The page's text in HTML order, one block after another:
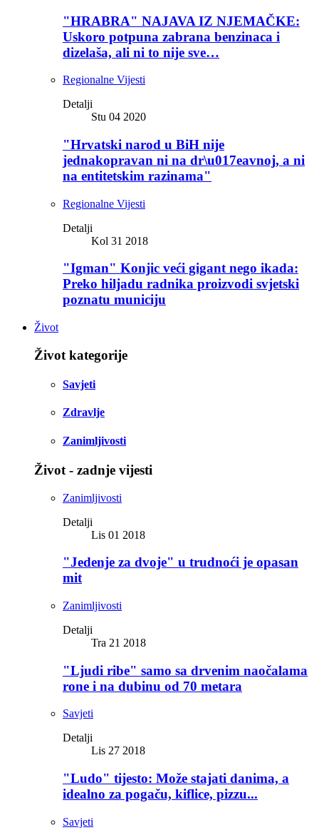
"HRABRA" NAJAVA IZ NJEMAČKE:
Uskoro potpuna zabrana benzinaca i
dizelaša, ali ni to nije sve…
Regionalne Vijesti
Detalji
Stu 04 2020
"Hrvatski narod u BiH nije
jednakopravan ni na dr\u017eavnoj, a ni
na entitetskim razinama"
Regionalne Vijesti
Detalji
Kol 31 2018
"Igman" Konjic veći gigant nego ikada:
Preko hiljadu radnika proizvodi svjetski
poznatu municiju
Život
Život kategorije
Savjeti
Zdravlje
Zanimljivosti
Život - zadnje vijesti
Zanimljivosti
Detalji
Lis 01 2018
"Jedenje za dvoje" u trudnoći je opasan
mit
Zanimljivosti
Detalji
Tra 21 2018
"Ljudi ribe" samo sa drvenim naočalama
rone i na dubinu od 70 metara
Savjeti
Detalji
Lis 27 2018
"Ludo" tijesto: Može stajati danima, a
idealno za pogaču, kiflice, pizzu...
Savjeti